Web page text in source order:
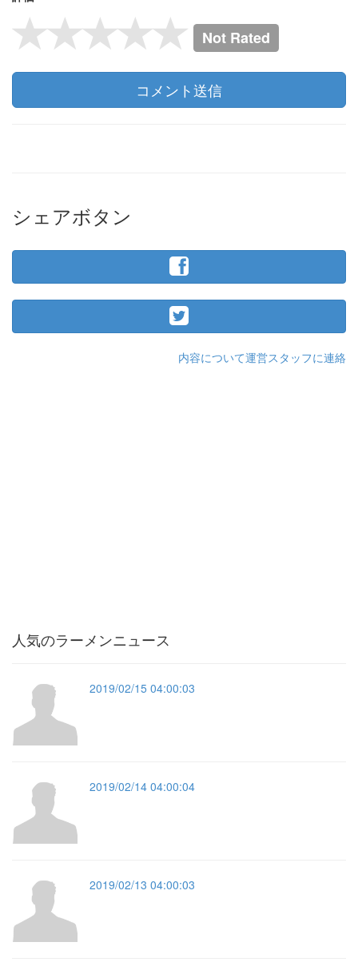
Not Rated
コメント送信
シェアボタン
内容について運営スタッフに連絡
人気のラーメンニュース
2019/02/15 04:00:03
2019/02/14 04:00:04
2019/02/13 04:00:03